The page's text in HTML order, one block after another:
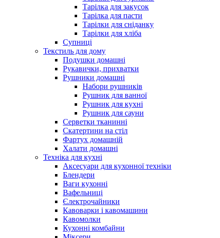
Тарілка для закусок
Тарілка для пасти
Тарілки для сніданку
Тарілки для хліба
Супниці
Текстиль для дому
Подушки домашні
Рукавички, прихватки
Рушники домашні
Набори рушників
Рушник для ванної
Рушник для кухні
Рушник для сауни
Серветки тканинні
Скатертини на стіл
Фартух домашній
Халати домашні
Техніка для кухні
Аксесуари для кухонної техніки
Блендери
Ваги кухонні
Вафельниці
Єлектрочайники
Кавоварки і кавомашини
Кавомолки
Кухонні комбайни